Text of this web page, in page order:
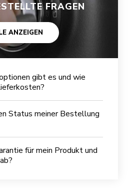
FRAGEN
ANZEIGEN
gibt es und wie
Status meiner Bestellung
für mein Produkt und